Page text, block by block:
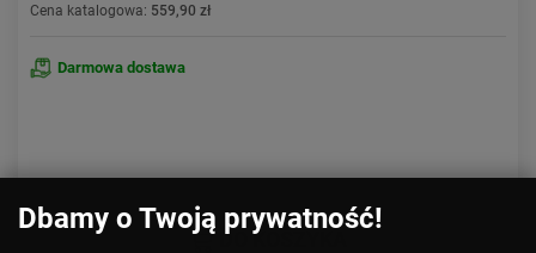
Cena katalogowa: 559,90 zł
Darmowa dostawa
DO KOSZYKA
Dbamy o Twoją prywatność!